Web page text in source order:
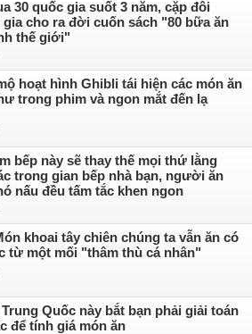
30 quốc gia suốt 3 năm, cặp đôi
gia cho ra đời cuốn sách "80 bữa ăn
thế giới"
hoạt hình Ghibli tái hiện các món ăn
trong phim và ngon mắt đến lạ
bếp này sẽ thay thế mọi thứ lằng
trong gian bếp nhà bạn, người ăn
nấu đều tấm tắc khen ngon
khoai tây chiên chúng ta vẫn ăn có
từ một mối "thâm thù cá nhân"
Quốc này bắt bạn phải giải toán
để tính giá món ăn